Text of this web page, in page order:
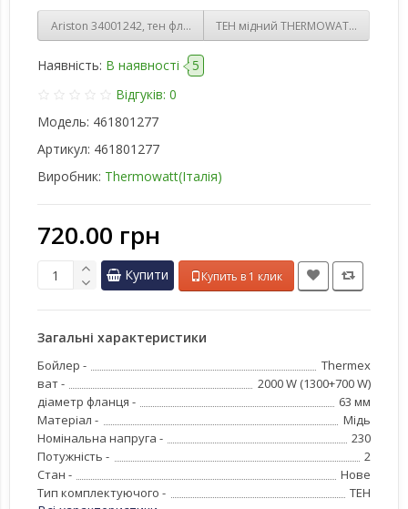
Ariston 34001242, тен фланцевий Ø48мм 1500Вт,мідний для
ТЕН мідний THERMOWATT 2500W
Наявність: В наявності
5
Відгуків: 0
Модель: 461801277
Артикул: 461801277
Виробник: Thermowatt(Італія)
720.00 грн
Купити Купить в 1 клик
Загальні характеристики
Бойлер -
Thermex
ват -
2000 W (1300+700 W)
діаметр фланця -
63 мм
Матеріал -
Мідь
Номінальна напруга -
230
Потужність -
2
Стан -
Нове
Тип комплектуючого -
ТЕН